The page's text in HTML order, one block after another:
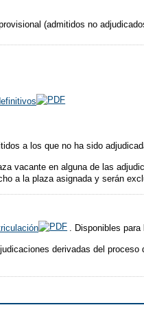
(admitidos no
a los que no ha sido
vacante en alguna de las
a la plaza asignada y serán
. Disponibles
derivadas del